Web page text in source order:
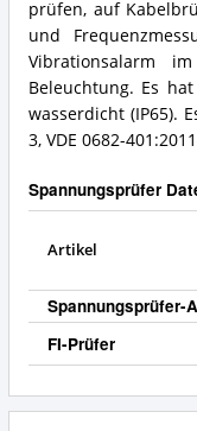
prüfen, auf
und
Vibrationsalarm
Beleuchtung. Es
wasserdicht (IP65).
3, VDE 0682-
Spannungsprüfer
Artikel
Spannungsprüfer-
FI-Prüfer